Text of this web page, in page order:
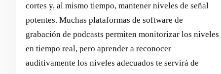
cortes y, al mismo tiempo, mantener niveles de señal
potentes. Muchas plataformas de software de
grabación de podcasts permiten monitorizar los niveles
en tiempo real, pero aprender a reconocer
auditivamente los niveles adecuados te servirá de